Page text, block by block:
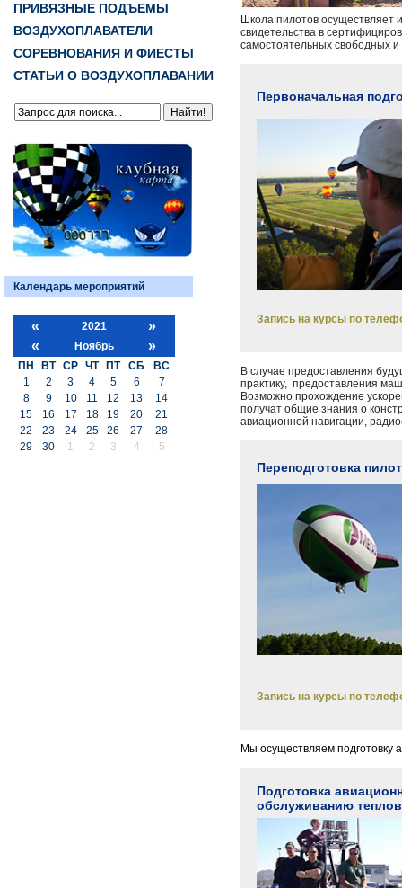
ПРИВЯЗНЫЕ ПОДЪЕМЫ
ВОЗДУХОПЛАВАТЕЛИ
СОРЕВНОВАНИЯ И ФИЕСТЫ
СТАТЬИ О ВОЗДУХОПЛАВАНИИ
Календарь мероприятий
« 2021
»
«
Ноябрь »
ПН ВТ СР ЧТ ПТ СБ
ВС
1
2 3 4 5 6
7
8
9 10 11 12 13
14
15
16 17 18 19 20
21
22
23 24 25 26 27
28
29
30 1 2 3 4 5
Школа пилотов осуществляет
свидетельства в
самостоятельных свободных
Первоначальная
Запись на курсы по
В случае предоставления
практику, предоставления
Возможно прохождение
получат общие знания о
авиационной навигации,
Переподготовка
Запись на курсы по
Мы осуществляем подготовку
Подготовка
обслуживанию